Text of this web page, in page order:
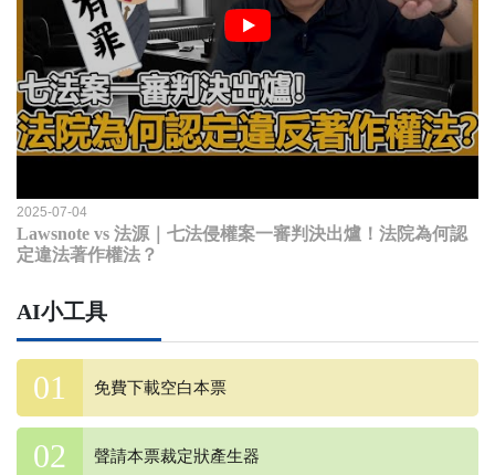
2025-07-04
Lawsnote vs 法源｜七法侵權案一審判決出爐！法院為何認
定違法著作權法？
AI小工具
免費下載空白本票
聲請本票裁定狀產生器